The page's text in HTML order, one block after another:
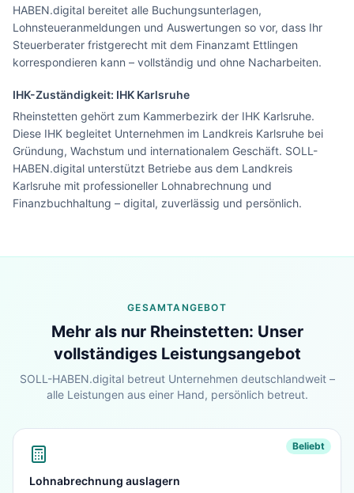
Lohn & Buchhaltung inRheinstetten?
Sehen Sie unser komplettes Angebot für Ihr
Unternehmen – in 30 Sekunden alles auf einen
Blick.
Zur Startseite
HABEN.digital bereitet alle Buchungsunterlagen,
Lohnsteueranmeldungen und Auswertungen so vor, dass Ihr
Steuerberater fristgerecht mit dem Finanzamt Ettlingen
korrespondieren kann – vollständig und ohne Nacharbeiten.
IHK-Zuständigkeit: IHK Karlsruhe
Rheinstetten gehört zum Kammerbezirk der IHK Karlsruhe.
Diese IHK begleitet Unternehmen im Landkreis Karlsruhe bei
Gründung, Wachstum und internationalem Geschäft. SOLL-
HABEN.digital unterstützt Betriebe aus dem Landkreis
Karlsruhe mit professioneller Lohnabrechnung und
Finanzbuchhaltung – digital, zuverlässig und persönlich.
GESAMTANGEBOT
Mehr als nur Rheinstetten: Unser
vollständiges Leistungsangebot
SOLL-HABEN.digital betreut Unternehmen deutschlandweit –
alle Leistungen aus einer Hand, persönlich betreut.
Beliebt
Lohnabrechnung auslagern